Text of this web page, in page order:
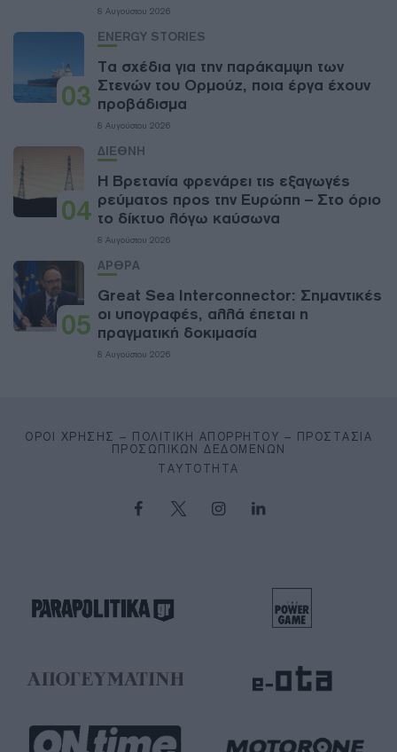
8 Αυγούστου 2026
03
ENERGY STORIES
Τα σχέδια για την παράκαμψη των
Στενών του Ορμούζ, ποια έργα έχουν
προβάδισμα
8 Αυγούστου 2026
04
ΔΙΕΘΝΗ
Η Βρετανία φρενάρει τις εξαγωγές
ρεύματος προς την Ευρώπη – Στο όριο
το δίκτυο λόγω καύσωνα
8 Αυγούστου 2026
05
ΑΡΘΡΑ
Great Sea Interconnector: Σημαντικές
οι υπογραφές, αλλά έπεται η
πραγματική δοκιμασία
8 Αυγούστου 2026
ΌΡΟΙ ΧΡΉΣΗΣ – ΠΟΛΙΤΙΚΉ ΑΠΟΡΡΉΤΟΥ – ΠΡΟΣΤΑΣΊΑ
ΠΡΟΣΩΠΙΚΏΝ ΔΕΔΟΜΈΝΩΝ
ΤΑΥΤΌΤΗΤΑ